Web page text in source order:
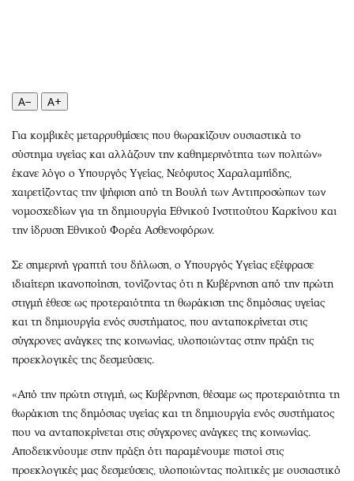
Πολιτισμός
Θέατρο-Χορός
Μουσική
Εικαστικά
Βιβλίο
Χειρόγραφα
Podcasts
Uncut
Προσφορές
Προσωπικότητες στην ''Κ''
Επιστολές
A− A+
Για κομβικές μεταρρυθμίσεις που θωρακίζουν ουσιαστικά το
σύστημα υγείας και αλλάζουν την καθημερινότητα των πολιτών»
έκανε λόγο ο Υπουργός Υγείας, Νεόφυτος Χαραλαμπίδης,
χαιρετίζοντας την ψήφιση από τη Βουλή των Αντιπροσώπων των
νομοσχεδίων για τη δημιουργία Εθνικού Ινστιτούτου Καρκίνου και
την ίδρυση Εθνικού Φορέα Ασθενοφόρων.
Σε σημερινή γραπτή του δήλωση, ο Υπουργός Υγείας εξέφρασε
ιδιαίτερη ικανοποίηση, τονίζοντας ότι η Κυβέρνηση από την πρώτη
στιγμή έθεσε ως προτεραιότητα τη θωράκιση της δημόσιας υγείας
και τη δημιουργία ενός συστήματος, που ανταποκρίνεται στις
σύγχρονες ανάγκες της κοινωνίας, υλοποιώντας στην πράξη τις
προεκλογικές της δεσμεύσεις.
«Από την πρώτη στιγμή, ως Κυβέρνηση, θέσαμε ως προτεραιότητα τη
θωράκιση της δημόσιας υγείας και τη δημιουργία ενός συστήματος
που να ανταποκρίνεται στις σύγχρονες ανάγκες της κοινωνίας.
Αποδεικνύουμε στην πράξη ότι παραμένουμε πιστοί στις
προεκλογικές μας δεσμεύσεις, υλοποιώντας πολιτικές με ουσιαστικό